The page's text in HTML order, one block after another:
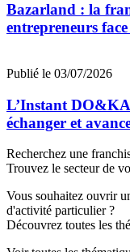
Bazarland : la
entrepreneurs
Publié le 03/07/2026
L’Instant
échanger et
Recherchez une
Trouvez le secteur de
Vous souhaitez ouvrir
d'activité particulier ?
Découvrez toutes les